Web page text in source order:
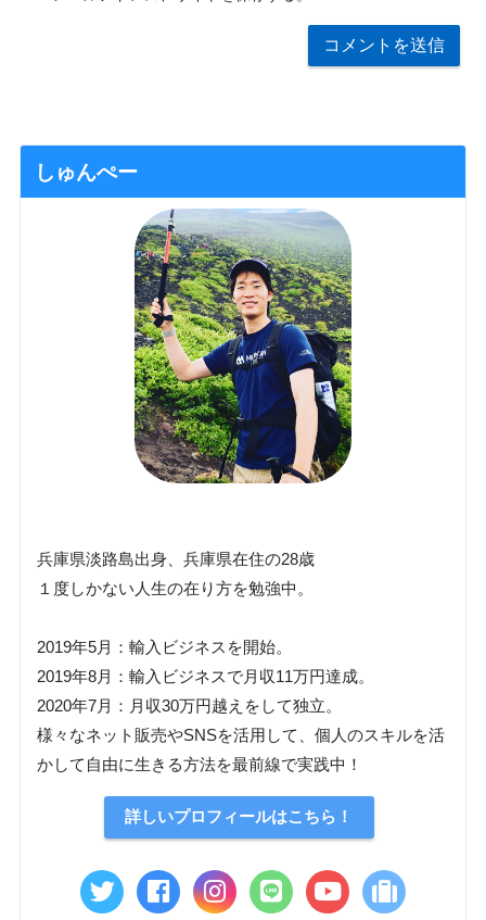
しゅんぺー
兵庫県淡路島出身、兵庫県在住の28歳
１度しかない人生の在り方を勉強中。
2019年5月：輸入ビジネスを開始。
2019年8月：輸入ビジネスで月収11万円達成。
2020年7月：月収30万円越えをして独立。
様々なネット販売やSNSを活用して、個人のスキルを活
かして自由に生きる方法を最前線で実践中！
詳しいプロフィールはこちら！